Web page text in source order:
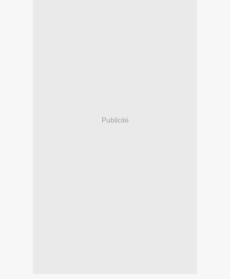
Publicité